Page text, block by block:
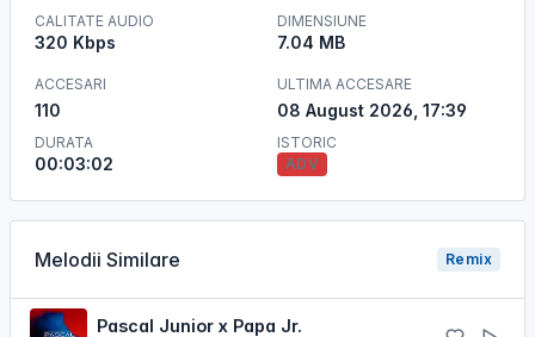
CALITATE AUDIO
320 Kbps
DIMENSIUNE
7.04 MB
ACCESARI
110
DURATA
00:03:02
ULTIMA ACCESARE
08 August 2026, 17:39
ISTORIC
ADV
Melodii Similare Remix
Pascal Junior x Papa Jr.